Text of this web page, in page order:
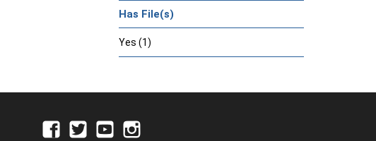
Has File(s)
Yes (1)